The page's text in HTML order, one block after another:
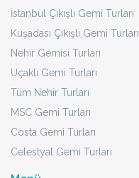
İstanbul Çıkışlı Gemi Turları
Kuşadası Çıkışlı Gemi Turları
Nehir Gemisi Turları
Uçaklı Gemi Turları
Tüm Nehir Turları
MSC Gemi Turları
Costa Gemi Turları
Celestyal Gemi Turları